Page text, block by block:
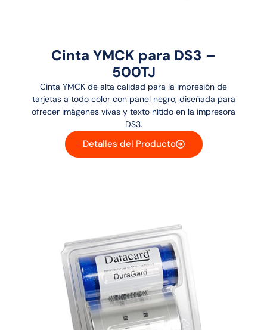
Cinta YMCK para DS3 –
500TJ
Cinta YMCK de alta calidad para la impresión de
tarjetas a todo color con panel negro, diseñada para
ofrecer imágenes vivas y texto nítido en la impresora
DS3.
Detalles del Producto